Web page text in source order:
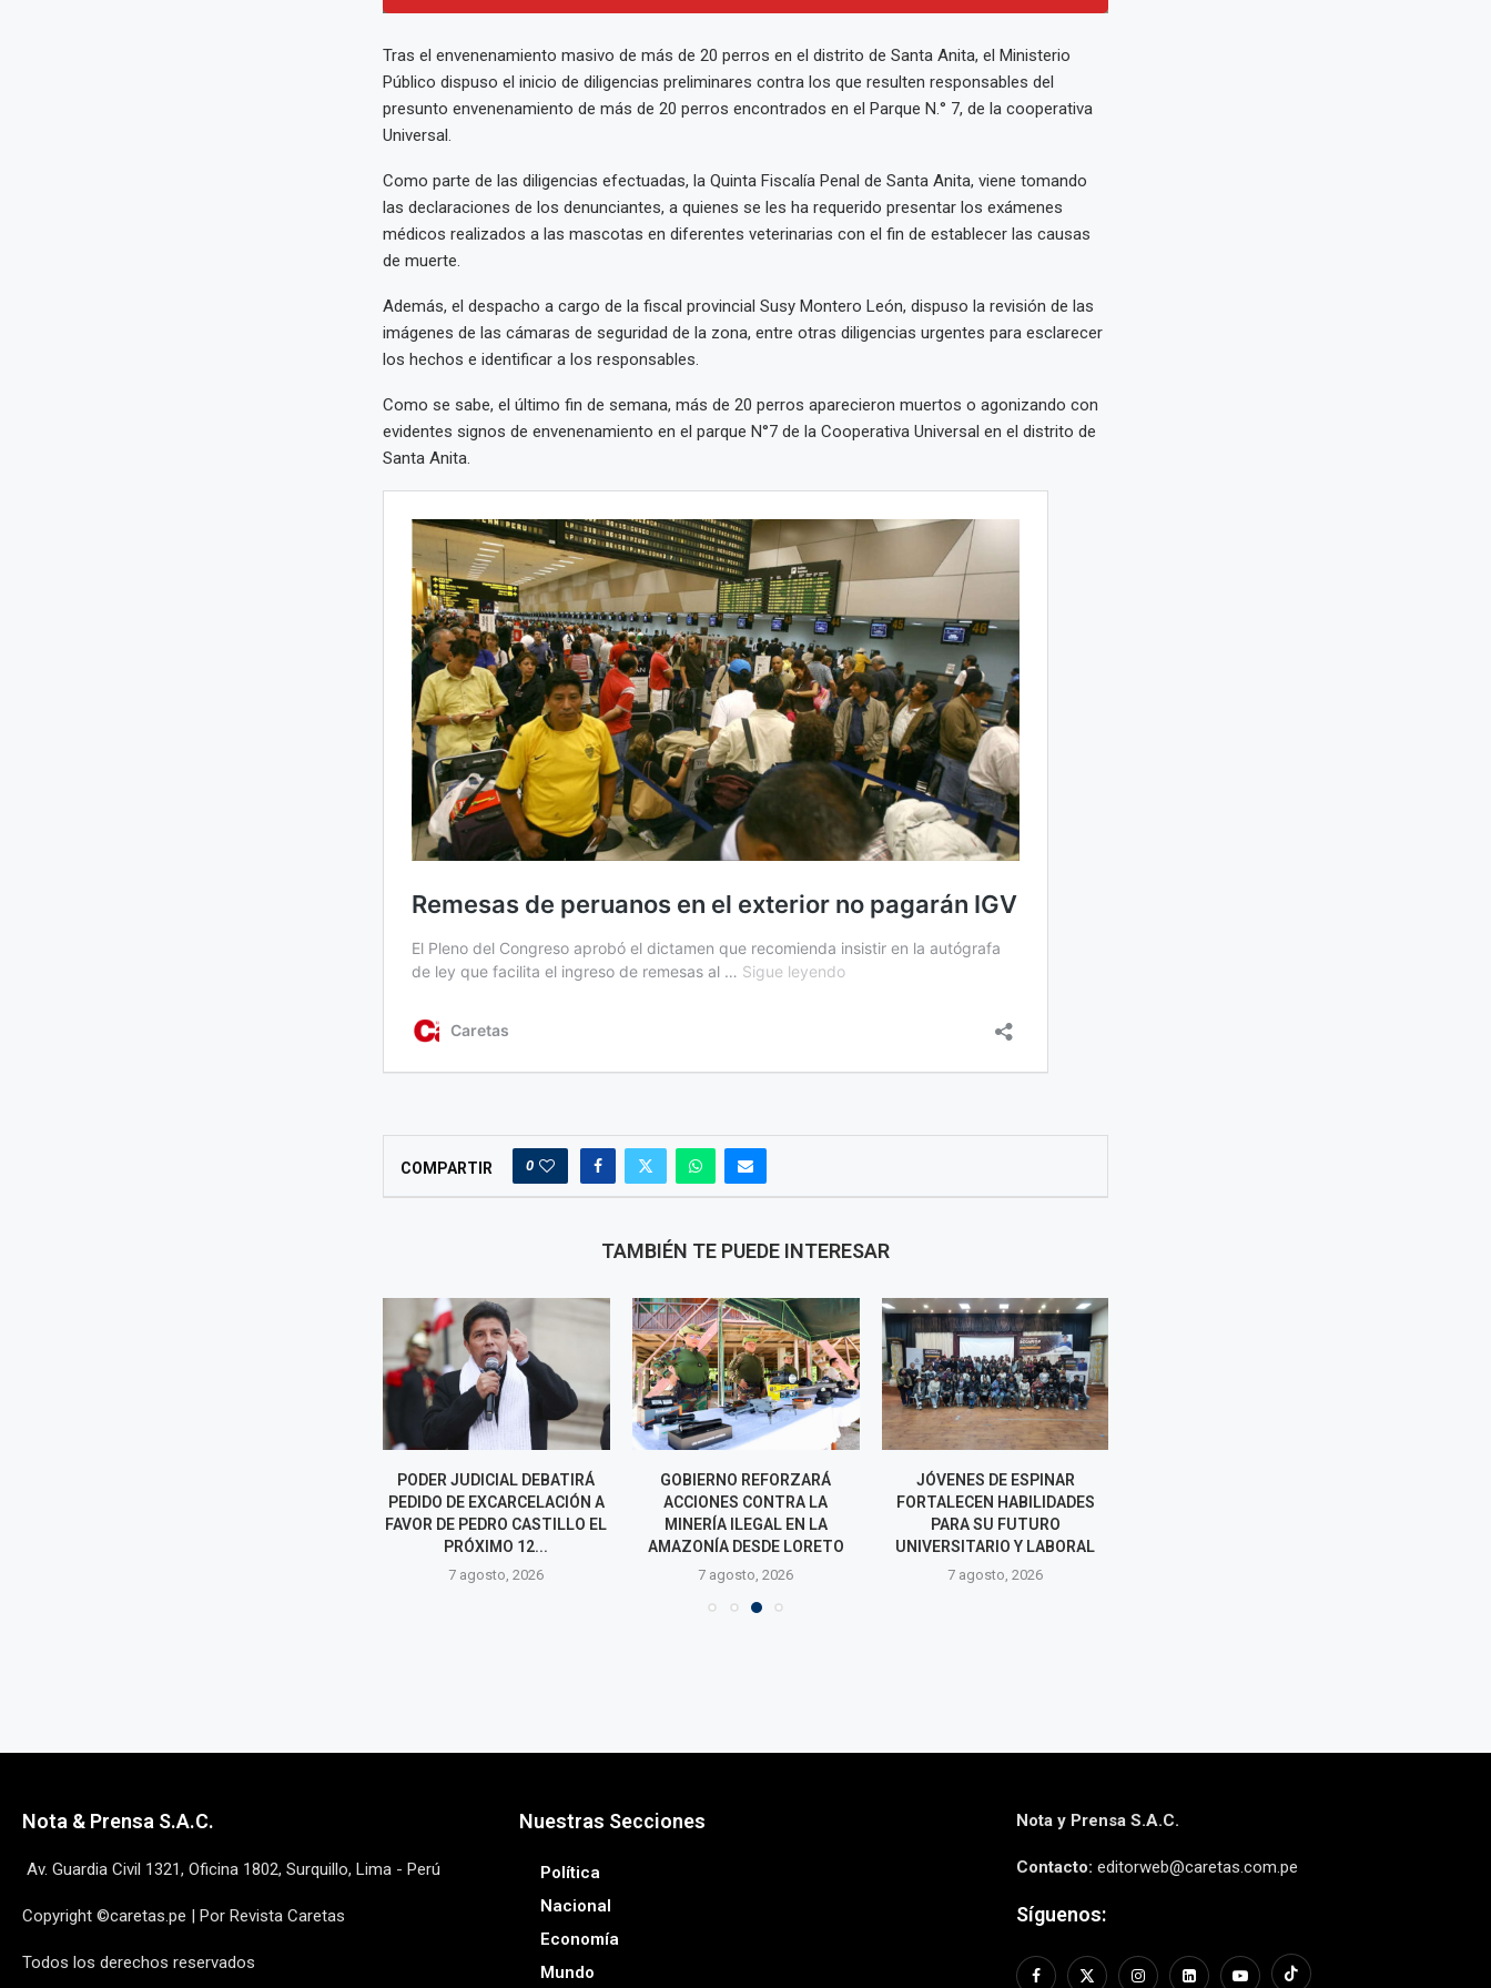
Tras el envenenamiento masivo de más de 20 perros en el distrito de Santa Anita, el Ministerio
Público dispuso el inicio de diligencias preliminares contra los que resulten responsables del
presunto envenenamiento de más de 20 perros encontrados en el Parque N.° 7, de la cooperativa
Universal.
Como parte de las diligencias efectuadas, la Quinta Fiscalía Penal de Santa Anita, viene tomando
las declaraciones de los denunciantes, a quienes se les ha requerido presentar los exámenes
médicos realizados a las mascotas en diferentes veterinarias con el fin de establecer las causas
de muerte.
Además, el despacho a cargo de la fiscal provincial Susy Montero León, dispuso la revisión de las
imágenes de las cámaras de seguridad de la zona, entre otras diligencias urgentes para esclarecer
los hechos e identificar a los responsables.
Como se sabe, el último fin de semana, más de 20 perros aparecieron muertos o agonizando con
evidentes signos de envenenamiento en el parque N°7 de la Cooperativa Universal en el distrito de
Santa Anita.
COMPARTIR 0
TAMBIÉN TE PUEDE INTERESAR
PODER JUDICIAL DEBATIRÁ
PEDIDO DE EXCARCELACIÓN A
FAVOR DE PEDRO CASTILLO EL
PRÓXIMO 12...
7 agosto, 2026
GOBIERNO REFORZARÁ
ACCIONES CONTRA LA
MINERÍA ILEGAL EN LA
AMAZONÍA DESDE LORETO
7 agosto, 2026
JÓVENES DE ESPINAR
FORTALECEN HABILIDADES
PARA SU FUTURO
UNIVERSITARIO Y LABORAL
7 agosto, 2026
Nota & Prensa S.A.C.
Av. Guardia Civil 1321, Oficina 1802, Surquillo, Lima - Perú
Copyright ©caretas.pe | Por Revista Caretas
Todos los derechos reservados
Nuestras Secciones
Política
Nacional
Economía
Mundo
Nota y Prensa S.A.C.
Contacto: editorweb@caretas.com.pe
Síguenos: